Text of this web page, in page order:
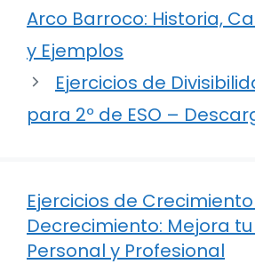
Arco Barroco: Historia,
y Ejemplos
Ejercicios de
para 2º de ESO –
Ejercicios de
Decrecimiento: Mejora
Personal y Profesional